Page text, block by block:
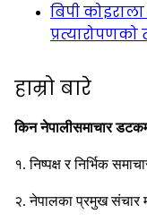
बिपी
प्रत्यारोपणको
हाम्रो बारे
किन नेपालीसमाचार
१. निष्पक्ष र निर्भिक
२. नेपालका प्रमुख संचार